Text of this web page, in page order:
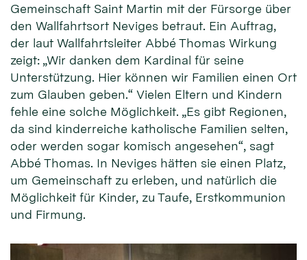
Gemeinschaft Saint Martin mit der Fürsorge über
den Wallfahrtsort Neviges betraut. Ein Auftrag,
der laut Wallfahrtsleiter Abbé Thomas Wirkung
zeigt: „Wir danken dem Kardinal für seine
Unterstützung. Hier können wir Familien einen Ort
zum Glauben geben.“ Vielen Eltern und Kindern
fehle eine solche Möglichkeit. „Es gibt Regionen,
da sind kinderreiche katholische Familien selten,
oder werden sogar komisch angesehen“, sagt
Abbé Thomas. In Neviges hätten sie einen Platz,
um Gemeinschaft zu erleben, und natürlich die
Möglichkeit für Kinder, zu Taufe, Erstkommunion
und Firmung.